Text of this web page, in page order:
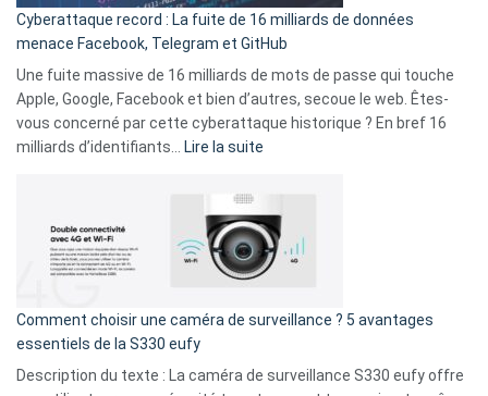
comparer
vos
goûts
musicaux
avec
9
!
Cyberattaque record : La fuite de 16 milliards de données
menace Facebook, Telegram et GitHub
Une fuite massive de 16 milliards de mots de passe qui touche
Apple, Google, Facebook et bien d’autres, secoue le web. Êtes-
vous concerné par cette cyberattaque historique ? En bref 16
milliards d’identifiants…
Lire la suite
record
:
La
fuite
16
données
Comment choisir une caméra de surveillance ? 5 avantages
essentiels de la S330 eufy
Description du texte : La caméra de surveillance S330 eufy offre